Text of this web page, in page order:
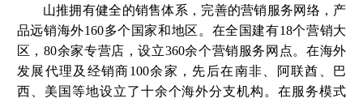
山推拥有健全的销售体系，完善的营销服务网络，产
品远销海外160多个国家和地区。在全国建有18个营销大
区，80余家专营店，设立360余个营销服务网点。在海外
发展代理及经销商100余家，先后在南非、阿联酋、巴
西、美国等地设立了十余个海外分支机构。在服务模式